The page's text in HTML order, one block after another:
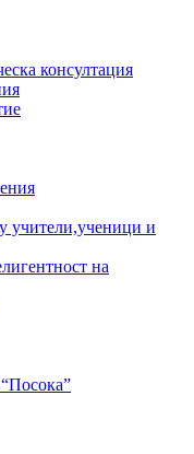
консултация
учители,ученици и
на